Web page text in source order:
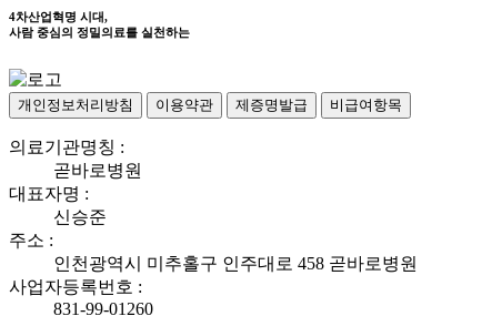
4차산업혁명 시대,
사람 중심의 정밀의료를 실천하는
개인정보처리방침 이용약관 제증명발급 비급여항목
의료기관명칭 :
곧바로병원
대표자명 :
신승준
주소 :
인천광역시 미추홀구 인주대로 458 곧바로병원
사업자등록번호 :
831-99-01260